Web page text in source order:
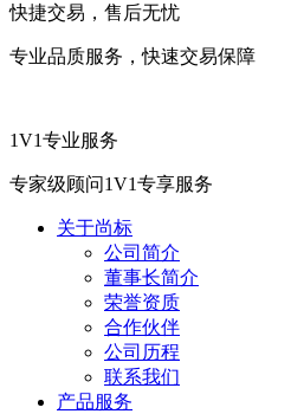
快捷交易，售后无忧
专业品质服务，快速交易保障
1V1专业服务
专家级顾问1V1专享服务
关于尚标
公司简介
董事长简介
荣誉资质
合作伙伴
公司历程
联系我们
产品服务